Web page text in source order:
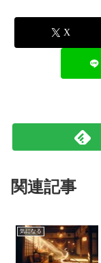
X
関連記事
気になる